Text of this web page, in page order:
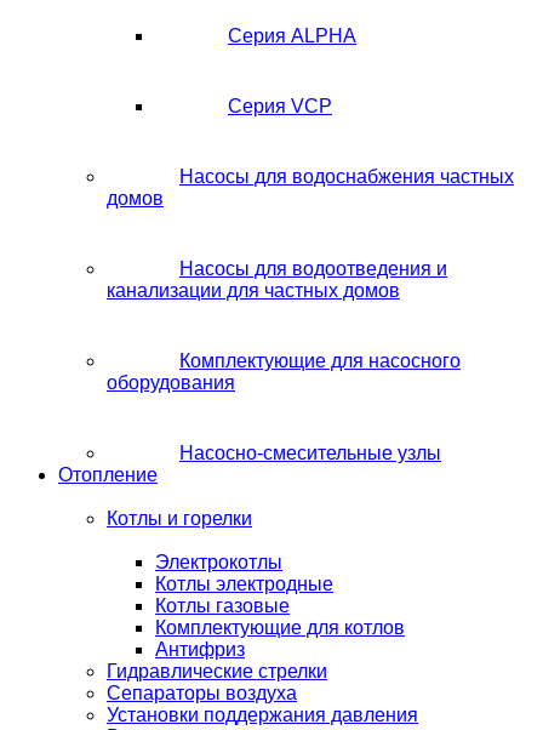
Серия ALPHA
Серия VCP
Насосы для водоснабжения частных
домов
Насосы для водоотведения и
канализации для частных домов
Комплектующие для насосного
оборудования
Насосно-смесительные узлы
Отопление
Котлы и горелки
Электрокотлы
Котлы электродные
Котлы газовые
Комплектующие для котлов
Антифриз
Гидравлические стрелки
Сепараторы воздуха
Установки поддержания давления